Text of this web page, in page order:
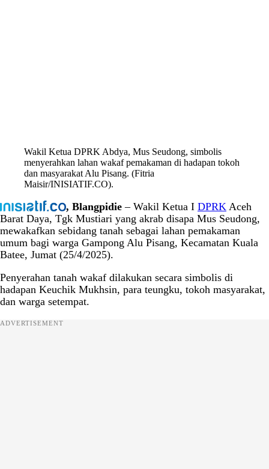
Wakil Ketua DPRK Abdya, Mus Seudong, simbolis
menyerahkan lahan wakaf pemakaman di hadapan tokoh
dan masyarakat Alu Pisang. (Fitria
Maisir/INISIATIF.CO).
, Blangpidie– Wakil Ketua I DPRKAceh
Barat Daya, Tgk Mustiari yang akrab disapa Mus Seudong,
mewakafkan sebidang tanah sebagai lahan pemakaman
umum bagi warga Gampong Alu Pisang, Kecamatan Kuala
Batee, Jumat (25/4/2025).
Penyerahan tanah wakaf dilakukan secara simbolis di
hadapan Keuchik Mukhsin, para teungku, tokoh masyarakat,
dan warga setempat.
ADVERTISEMENT